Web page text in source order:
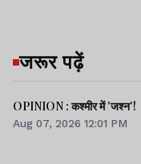
जरूर पढ़ें
OPINION : कश्मीर में 'जश्न'!
Aug 07, 2026 12:01 PM